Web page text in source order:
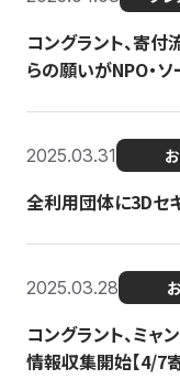
コングラント、寄
らの願いがNPO・
2025.03.31
全利用団体に3Dセ
2025.03.28
コングラント、ミ
情報収集開始【4/7